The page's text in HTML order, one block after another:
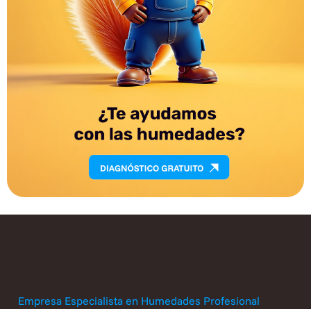
Empresa Especialista en Humedades Profesional